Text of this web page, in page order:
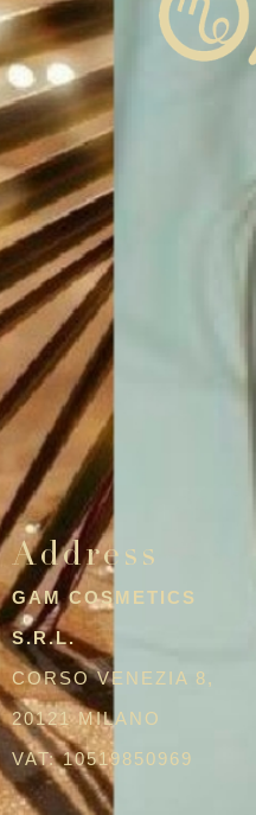
Address
GAM COSMETICS
S.R.L.
CORSO VENEZIA 8,
20121 MILANO
VAT: 10519850969